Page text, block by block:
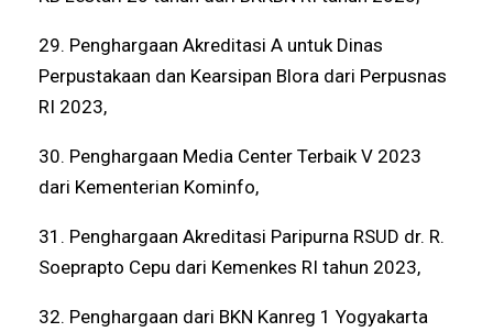
29. Penghargaan Akreditasi A untuk Dinas
Perpustakaan dan Kearsipan Blora dari Perpusnas
RI 2023,
30. Penghargaan Media Center Terbaik V 2023
dari Kementerian Kominfo,
31. Penghargaan Akreditasi Paripurna RSUD dr. R.
Soeprapto Cepu dari Kemenkes RI tahun 2023,
32. Penghargaan dari BKN Kanreg 1 Yogyakarta